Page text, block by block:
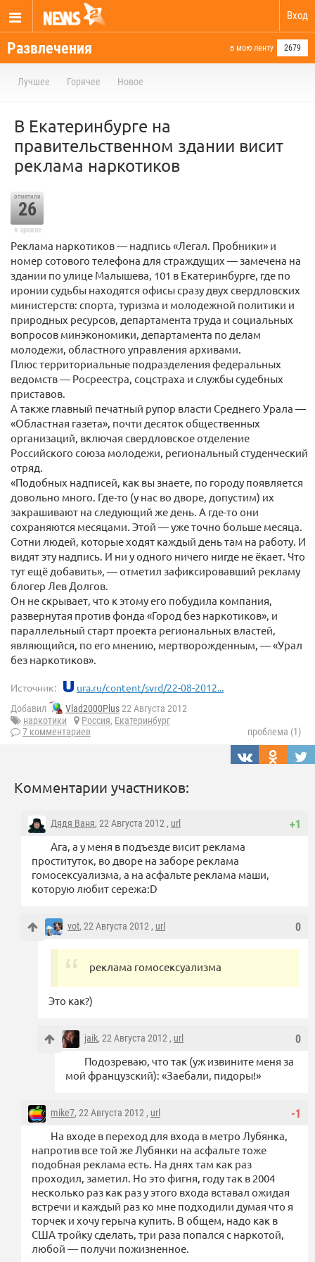
Вход
Развлечения в мою ленту 2679
Лучшее Горячее Новое
В Екатеринбурге на
правительственном здании висит
реклама наркотиков
отметили
26
в архиве
Реклама наркотиков — надпись «Легал. Пробники» и
номер сотового телефона для страждущих — замечена на
здании по улице Малышева, 101 в Екатеринбурге, где по
иронии судьбы находятся офисы сразу двух свердловских
министерств: спорта, туризма и молодежной политики и
природных ресурсов, департамента труда и социальных
вопросов минэкономики, департамента по делам
молодежи, областного управления архивами.
Плюс территориальные подразделения федеральных
ведомств — Росреестра, соцстраха и службы судебных
приставов.
А также главный печатный рупор власти Среднего Урала —
«Областная газета», почти десяток общественных
организаций, включая свердловское отделение
Российского союза молодежи, региональный студенческий
отряд.
«Подобных надписей, как вы знаете, по городу появляется
довольно много. Где-то (у нас во дворе, допустим) их
закрашивают на следующий же день. А где-то они
сохраняются месяцами. Этой — уже точно больше месяца.
Сотни людей, которые ходят каждый день там на работу. И
видят эту надпись. И ни у одного ничего нигде не ёкает. Что
тут ещё добавить», — отметил зафиксировавший рекламу
блогер Лев Долгов.
Он не скрывает, что к этому его побудила компания,
развернутая против фонда «Город без наркотиков», и
параллельный старт проекта региональных властей,
являющийся, по его мнению, мертворожденным, — «Урал
без наркотиков».
Источник: ura.ru/content/svrd/22-08-2012...
Добавил Vlad2000Plus22 Августа 2012
наркотики
Россия, Екатеринбург
7 комментариев
проблема (1)
Комментарии участников:
+1
Дядя Ваня, 22 Августа 2012 , url
Ага, а у меня в подъезде висит реклама
проституток, во дворе на заборе реклама
гомосексуализма, а на асфальте реклама маши,
которую любит сережа:D
0
vot, 22 Августа 2012 , url
реклама гомосексуализма
Это как?)
0
jaik, 22 Августа 2012 , url
Подозреваю, что так (уж извините меня за
мой французский): «Заебали, пидоры!»
-1
mike7, 22 Августа 2012 , url
На входе в переход для входа в метро Лубянка,
напротив все той же Лубянки на асфальте тоже
подобная реклама есть. На днях там как раз
проходил, заметил. Но это фигня, году так в 2004
несколько раз как раз у этого входа вставал ожидая
встречи и каждый раз ко мне подходили думая что я
торчек и хочу герыча купить. В общем, надо как в
США тройку сделать, три раза попался с наркотой,
любой — получи пожизненное.